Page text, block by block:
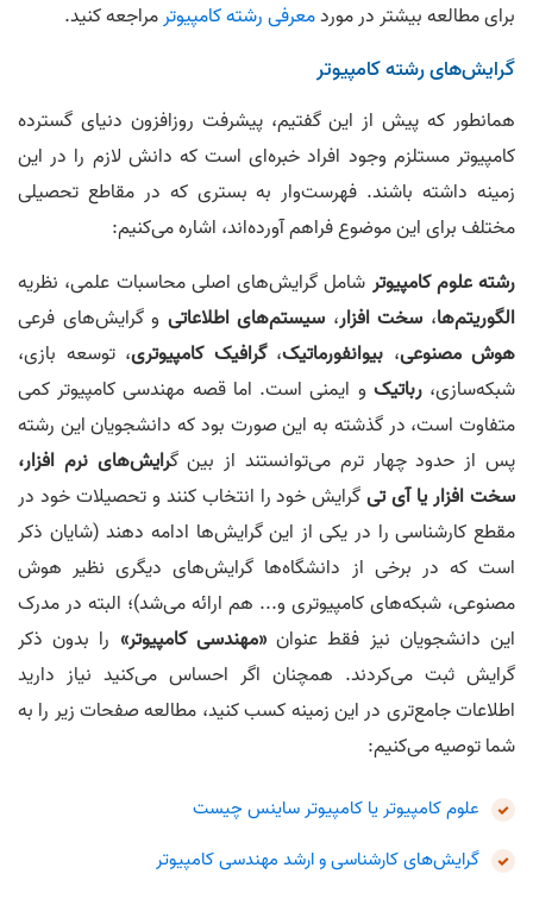
برای مطالعه بیشتر در موردمعرفی رشته کامپیوترمراجعه کنید.
گرایش‌های رشته کامپیوتر
همانطور که پیش از این گفتیم، پیشرفت روزافزون دنیای گسترده
کامپیوتر مستلزم وجود افراد خبره‌ای است که دانش لازم را در این
زمینه داشته باشند. فهرست‌وار به بستری که در مقاطع تحصیلی
مختلف برای این موضوع فراهم آورده‌اند، اشاره می‌کنیم:
رشته علوم کامپیوتر شامل گرایش‌های اصلی محاسبات علمی، نظریه
الگوریتم‌ها، سخت افزار، سیستم‌های اطلاعاتی و گرایش‌های فرعی
هوش مصنوعی، بیوانفورماتیک،گرافیک کامپیوتری، توسعه بازی،
شبکه‌سازی،رباتیک و ایمنی است. اما قصه مهندسی کامپیوتر کمی
متفاوت است، در گذشته به این صورت بود که دانشجویان این رشته
پس از حدود چهار ترم می‌توانستند از بین گرایش‌های نرم افزار،
سخت افزار یا آی تیگرایش خود را انتخاب کنند و تحصیلات خود در
مقطع کارشناسی را در یکی از این گرایش‌ها ادامه دهند (شایان ذکر
است که در برخی از دانشگاه‌ها گرایش‌های دیگری نظیر هوش
مصنوعی، شبکه‌های کامپیوتری و... هم ارائه می‌شد)؛ البته در مدرک
این دانشجویان نیز فقط عنوان«مهندسی کامپیوتر» را بدون ذکر
گرایش ثبت می‌کردند. همچنان اگر احساس می‌کنید نیاز دارید
اطلاعات جامع‌تری در این زمینه کسب کنید، مطالعه صفحات زیر را به
شما توصیه می‌کنیم:
علوم کامپیوتر یا کامپیوتر ساینس چیست
گرایش‌های کارشناسی و ارشد مهندسی کامپیوتر